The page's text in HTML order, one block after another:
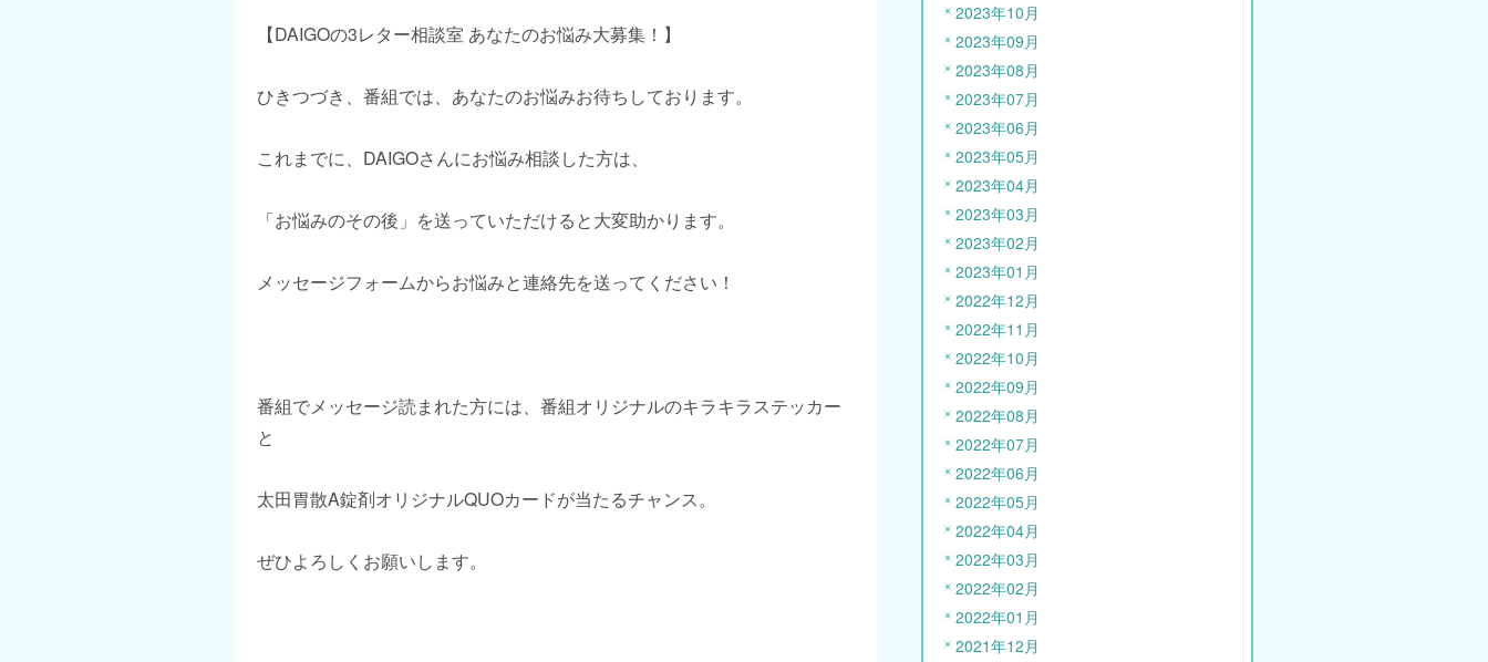
【DAIGOの3レター相談室 あなたのお悩み大募集！】
ひきつづき、番組では、あなたのお悩みお待ちしております。
これまでに、DAIGOさんにお悩み相談した方は、
「お悩みのその後」を送っていただけると大変助かります。
メッセージフォームからお悩みと連絡先を送ってください！
番組でメッセージ読まれた方には、番組オリジナルのキラキラステッカー
と
太田胃散A錠剤オリジナルQUOカードが当たるチャンス。
ぜひよろしくお願いします。
2023年10月
2023年09月
2023年08月
2023年07月
2023年06月
2023年05月
2023年04月
2023年03月
2023年02月
2023年01月
2022年12月
2022年11月
2022年10月
2022年09月
2022年08月
2022年07月
2022年06月
2022年05月
2022年04月
2022年03月
2022年02月
2022年01月
2021年12月